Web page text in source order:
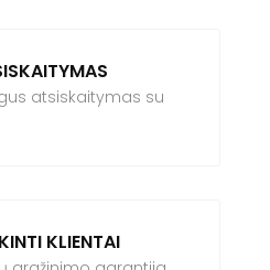
atsiskaitymas su
KLIENTAI